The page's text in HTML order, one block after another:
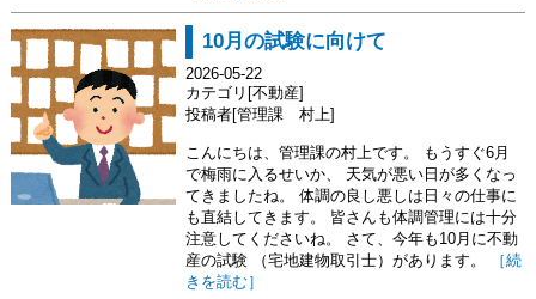
10月の試験に向けて
2026-05-22
カテゴリ[不動産]
投稿者[管理課 村上]
こんにちは、管理課の村上です。 もうすぐ6月
で梅雨に入るせいか、 天気が悪い日が多くなっ
てきましたね。 体調の良し悪しは日々の仕事に
も直結してきます。 皆さんも体調管理には十分
注意してくださいね。 さて、今年も10月に不動
産の試験 （宅地建物取引士）があります。
［続
きを読む］